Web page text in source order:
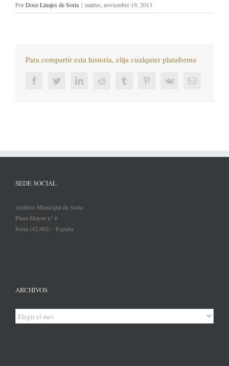
PorDoce Linajes de Soria | martes, noviembre 19, 2013
Para compartir esta historia, elija cualquier plataforma
FacebookTwitterLinkedInReddit Tumblr PinterestVk
Correo
SEDE SOCIAL
Archivo Municipal de Soria
Plaza Mayor n° 6
Soria (42.002) - España
ARCHIVOS
Archivos